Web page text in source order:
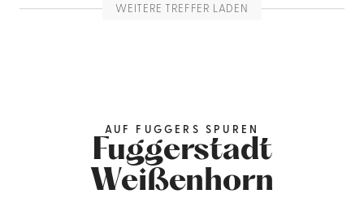
WEITERE TREFFER LADEN
AUF FUGGERS SPUREN
Fuggerstadt
Weißenhorn